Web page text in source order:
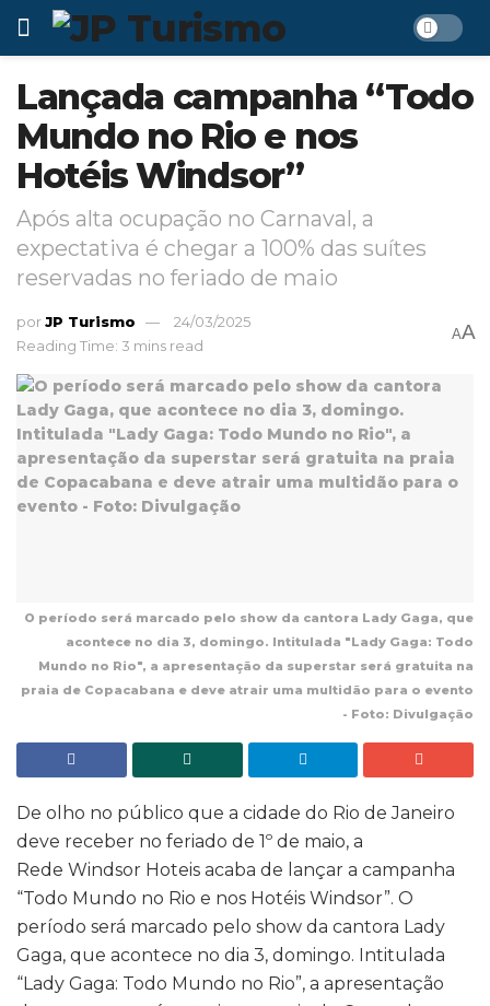
Lançada campanha “Todo
Mundo no Rio e nos
Hotéis Windsor”
Após alta ocupação no Carnaval, a
expectativa é chegar a 100% das suítes
reservadas no feriado de maio
porJP Turismo
24/03/2025
Reading Time: 3 mins read
AA
O período será marcado pelo show da cantora Lady Gaga, que
acontece no dia 3, domingo. Intitulada "Lady Gaga: Todo
Mundo no Rio", a apresentação da superstar será gratuita na
praia de Copacabana e deve atrair uma multidão para o evento
- Foto: Divulgação
De olho no público que a cidade do Rio de Janeiro
deve receber no feriado de 1º de maio, a
Rede Windsor Hoteis acaba de lançar a campanha
“Todo Mundo no Rio e nos Hotéis Windsor”. O
período será marcado pelo show da cantora Lady
Gaga, que acontece no dia 3, domingo. Intitulada
“Lady Gaga: Todo Mundo no Rio”, a apresentação